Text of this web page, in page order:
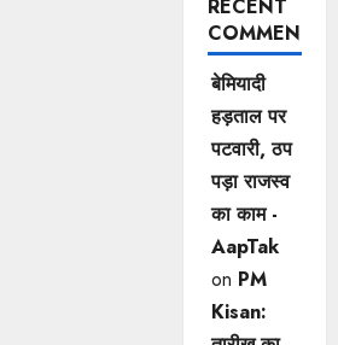
RECENT
COMMENTS
बेमियादी
हड़ताल पर
पटवारी, ठप
पड़ा राजस्व
का काम -
AapTak
on PM
Kisan: